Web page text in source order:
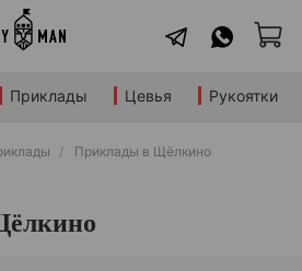
Приклады Цевья Рукоятки
Приклады в Щёлкино